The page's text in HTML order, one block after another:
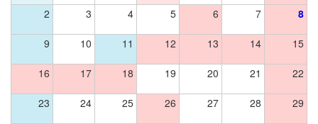
2 3 4 5 6 7 8
9 10 11 12 13 14 15
16 17 18 19 20 21 22
23 24 25 26 27 28 29